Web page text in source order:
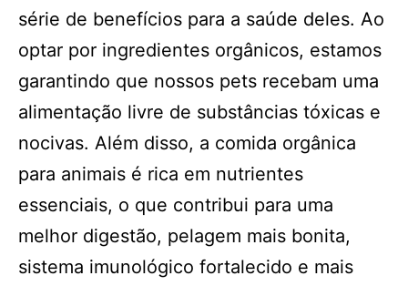
série de benefícios para a saúde deles. Ao
optar por ingredientes orgânicos, estamos
garantindo que nossos pets recebam uma
alimentação livre de substâncias tóxicas e
nocivas. Além disso, a comida orgânica
para animais é rica em nutrientes
essenciais, o que contribui para uma
melhor digestão, pelagem mais bonita,
sistema imunológico fortalecido e mais